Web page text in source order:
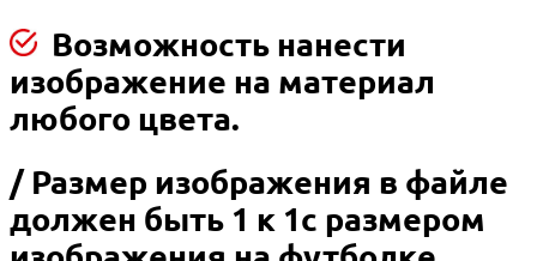
Возможность нанести
изображение на материал
любого цвета.
/ Размер изображения в файле
должен быть 1 к 1с размером